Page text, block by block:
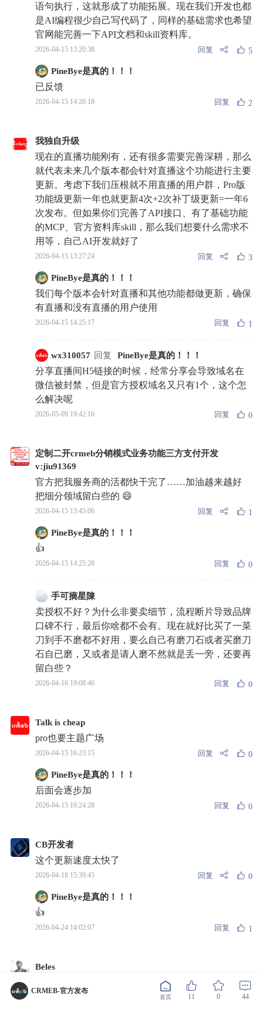
CRMEB-官方发布
首页 11 0 44
语句执行，这就形成了功能拓展。现在我们开发也都
是AI编程很少自己写代码了，同样的基础需求也希望
官网能完善一下API文档和skill资料库。
2026-04-15 13:20:38 回复 5
PineBye是真的！！！
已反馈
2026-04-15 14:26:18 回复 2
我独自升级
现在的直播功能刚有，还有很多需要完善深耕，那么
就代表未来几个版本都会针对直播这个功能进行主要
更新。考虑下我们压根就不用直播的用户群，Pro版
功能级更新一年也就更新4次+2次补丁级更新=一年6
次发布。但如果你们完善了API接口、有了基础功能
的MCP、官方资料库skill，那么我们想要什么需求不
用等，自己AI开发就好了
2026-04-15 13:27:24 回复 3
PineBye是真的！！！
我们每个版本会针对直播和其他功能都做更新，确保
有直播和没有直播的用户使用
2026-04-15 14:25:17 回复 1
wx310057 回复 PineBye是真的！！！
分享直播间H5链接的时候，经常分享会导致域名在
微信被封禁，但是官方授权域名又只有1个，这个怎
么解决呢
2026-05-09 19:42:16 回复 0
定制二开crmeb分销模式业务功能三方支付开发
v:jiu91369
官方把我服务商的活都快干完了……加油越来越好
把细分领域留白些的 😄
2026-04-15 13:45:06 回复 1
PineBye是真的！！！
👍
2026-04-15 14:25:28 回复 0
手可摘星陳
卖授权不好？为什么非要卖细节，流程断片导致品牌
口碑不行，最后你啥都不会有。现在就好比买了一菜
刀到手不磨都不好用，要么自己有磨刀石或者买磨刀
石自已磨，又或者是请人磨不然就是丢一旁，还要再
留白些？
2026-04-16 19:08:46 回复 0
Talk is cheap
pro也要主题广场
2026-04-15 16:23:15 回复 0
PineBye是真的！！！
后面会逐步加
2026-04-15 16:24:28 回复 0
CB开发者
这个更新速度太快了
2026-04-18 15:39:45 回复 0
PineBye是真的！！！
👍
2026-04-24 14:02:07 回复 1
Beles
再提几个建议： 1. 基础组件“搜索框”加上滑动置顶功
能，在新建的专题页里没法设置滑动制定不启用功